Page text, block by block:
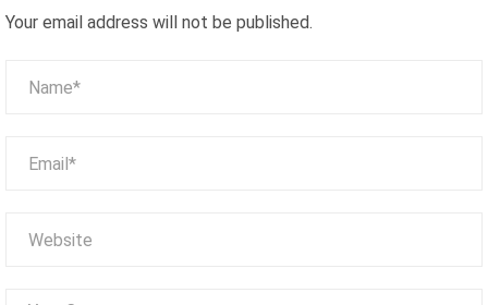
với”Colorful Premium” Cho 5
Your email address will not be published.